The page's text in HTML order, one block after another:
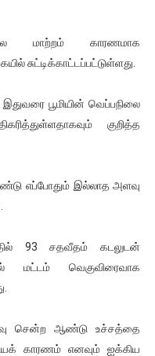
(படங்கள், விடியோ)
மாற்றம் காரணமாக
சுட்டிக்காட்டப்பட்டுள்ளது.
இதுவரை பூமியின் வெப்பநிலை
குறித்த
எப்போதும் இல்லாத அளவு
93 சதவீதம் கடலுடன்
வெகுவிரைவாக
சென்ற ஆண்டு உச்சத்தை
காரணம் எனவும் ஐக்கிய